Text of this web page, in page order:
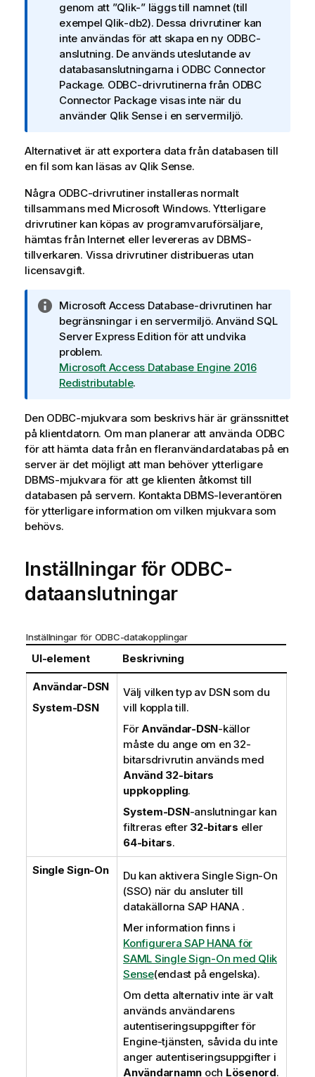
n
i
n
g
o
m
i
n
o
r
a
t
i
o
n
genom att ”Qlik-” läggs till namnet (till
exempel Qlik-db2). Dessa drivrutiner kan
inte användas för att skapa en ny ODBC-
anslutning. De används uteslutande av
databasanslutningarna i ODBC Connector
Package. ODBC-drivrutinerna från ODBC
Connector Packagevisas inte när du
använder Qlik Sensei en servermiljö.
Alternativet är att exportera data från databasen till
en fil som kan läsas av Qlik Sense.
Några ODBC-drivrutiner installeras normalt
tillsammans med Microsoft Windows. Ytterligare
drivrutiner kan köpas av programvaruförsäljare,
hämtas från Internet eller levereras av DBMS-
tillverkaren. Vissa drivrutiner distribueras utan
licensavgift.
A
n
t
e
c
k
i
n
g
o
m
i
n
f
m
t
n
Microsoft Access Database-drivrutinen har
begränsningar i en servermiljö. Använd SQL
Server Express Edition för att undvika
problem.
Microsoft Access Database Engine 2016
Redistributable.
Den ODBC-mjukvara som beskrivs här är gränssnittet
på klientdatorn. Om man planerar att använda ODBC
för att hämta data från en fleranvändardatabas på en
server är det möjligt att man behöver ytterligare
DBMS-mjukvara för att ge klienten åtkomst till
databasen på servern. Kontakta DBMS-leverantören
för ytterligare information om vilken mjukvara som
behövs.
Inställningar för ODBC-
dataanslutningar
Inställningar för ODBC-datakopplingar
UI-element Beskrivning
Användar-DSN
System-DSN
Välj vilken typ av DSN som du
vill koppla till.
För Användar-DSN-källor
måste du ange om en 32-
bitarsdrivrutin används med
Använd 32-bitars
uppkoppling.
System-DSN-anslutningar kan
filtreras efter 32-bitars eller
64-bitars.
Single Sign-On Du kan aktivera Single Sign-On
(SSO) när du ansluter till
datakällorna SAP HANA.
Mer information finns i
Konfigurera SAP HANA för
SAML Single Sign-On med Qlik
Sense(endast på engelska).
Om detta alternativ inte är valt
används användarens
autentiseringsuppgifter för
Engine-tjänsten, såvida du inte
anger autentiseringsuppgifter i
Användarnamn och Lösenord.